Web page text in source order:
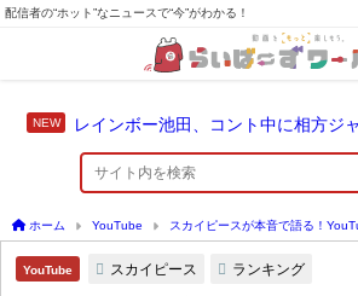
配信者の“ホット”なニュースで“今”がわかる！
ホーム YouTube スカイピースが本音で語る！
YouTube スカイピース ランキング